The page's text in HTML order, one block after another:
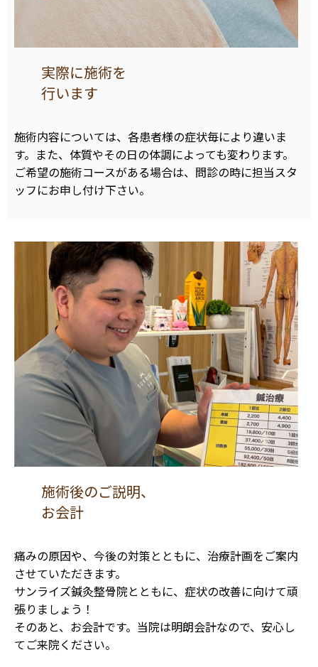
実際に施術を
行います
施術内容については、各患者様の症状毎により違いま
す。また、体質やその日の体調によっても変わります。
ご希望の施術コースがある場合は、問診の時に担当スタ
ッフにお申し付け下さい。
施術後のご説明、
お会計
痛みの原因や、今後の対策とともに、治療計画をご案内
させていただきます。
サンライズ鍼灸整骨院とともに、症状の改善に向けて頑
張りましょう！
そのあと、お会計です。当院は明朗会計なので、安心し
てご来院ください。